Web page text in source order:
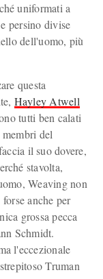
uniformati a
persino divise
dell'uomo, più
questa
Hayley Atwell
tutti ben calati
del
il suo dovere,
stavolta,
Weaving non
anche per
grossa pecca
Schmidt.
l'eccezionale
Truman